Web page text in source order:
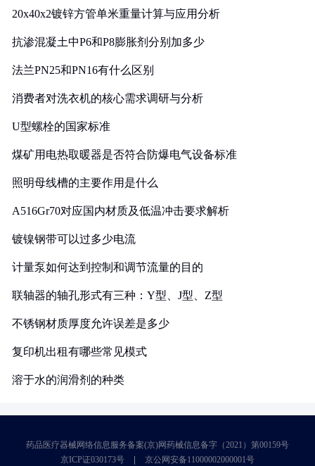
20x40x2镀锌方管单米重量计算与应用分析
抗渗混凝土中P6和P8膨胀剂分别加多少
法兰PN25和PN16有什么区别
消费者对洗衣机的核心需求调研与分析
U型螺栓的国家标准
煤矿用电热取暖器是否符合防爆电气设备标准
照明母线槽的主要作用是什么
A516Gr70对应国内材质及低温冲击要求解析
镀镍钢带可以过多少电流
计量泵如何达到控制和调节流量的目的
联轴器的轴孔形式有三种：Y型、J型、Z型
不锈钢材质厚度允许误差是多少
复印机出租有哪些常见模式
溶于水的润滑剂的种类
药品医疗器械网络信息服务备案(京)网药械信息备字（2021）第00159号
京ICP证030173号
京公网安备11000002000001号